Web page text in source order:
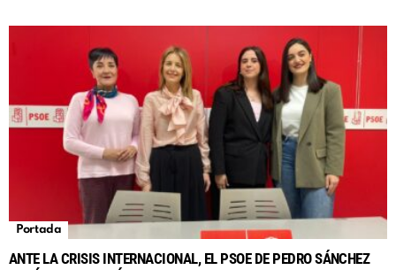
Portada
ANTE LA CRISIS INTERNACIONAL, EL PSOE DE PEDRO SÁNCHEZ